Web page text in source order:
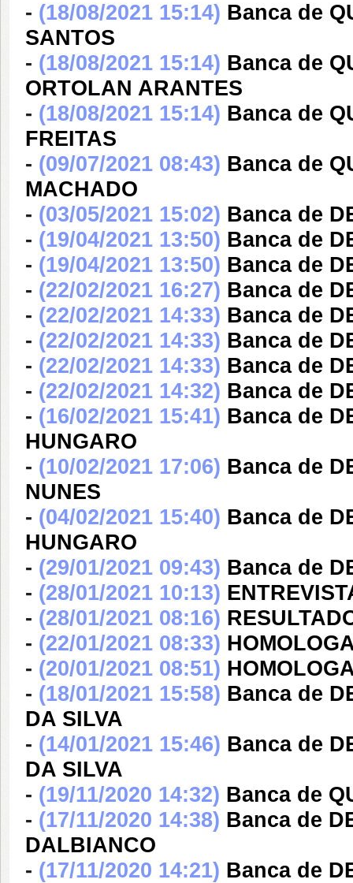
- (18/08/2021 15:14) Banca de
SANTOS
- (18/08/2021 15:14) Banca de
ORTOLAN ARANTES
- (18/08/2021 15:14) Banca de
FREITAS
- (09/07/2021 08:43) Banca de
MACHADO
- (03/05/2021 15:02) Banca de
- (19/04/2021 13:50) Banca de
- (19/04/2021 13:50) Banca de
- (22/02/2021 16:27) Banca de
- (22/02/2021 14:33) Banca de
- (22/02/2021 14:33) Banca de
- (22/02/2021 14:33) Banca de
- (22/02/2021 14:32) Banca de
- (16/02/2021 15:41) Banca de
HUNGARO
- (10/02/2021 17:06) Banca de
NUNES
- (04/02/2021 15:40) Banca de
HUNGARO
- (29/01/2021 09:43) Banca de
- (28/01/2021 10:13)
- (28/01/2021 08:16)
- (22/01/2021 08:33)
- (20/01/2021 08:51)
- (18/01/2021 15:58) Banca de
DA SILVA
- (14/01/2021 15:46) Banca de
DA SILVA
- (19/11/2020 14:32) Banca de
- (17/11/2020 14:38) Banca de
DALBIANCO
- (17/11/2020 14:21) Banca de